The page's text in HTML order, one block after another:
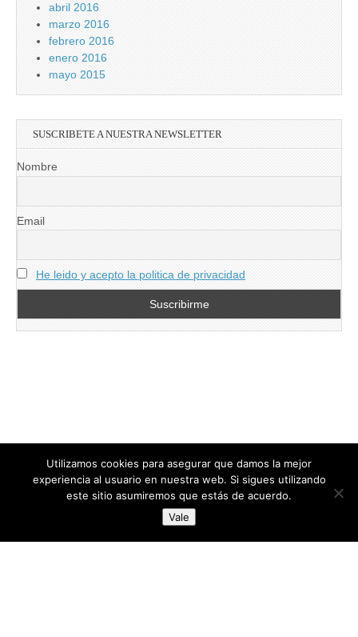
abril 2016
marzo 2016
febrero 2016
enero 2016
mayo 2015
SUSCRIBETE A NUESTRA NEWSLETTER
Nombre
Email
He leido y acepto la politica de privacidad
directoresdeseguridad.es
Diseñado por Centro Andaluz de Estudios y Entrenamiento
Utilizamos cookies para asegurar que damos la mejor
experiencia al usuario en nuestra web. Si sigues utilizando
este sitio asumiremos que estás de acuerdo.
Vale